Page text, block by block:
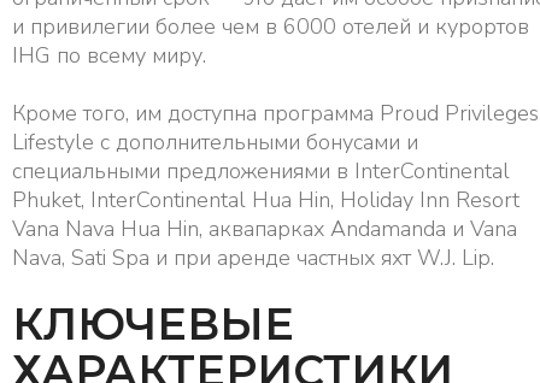
и привилегии более чем в 6000 отелей и курортов
IHG по всему миру.
Кроме того, им доступна программа Proud Privileges
Lifestyle с дополнительными бонусами и
специальными предложениями в InterContinental
Phuket, InterContinental Hua Hin, Holiday Inn Resort
Vana Nava Hua Hin, аквапарках Andamanda и Vana
Nava, Sati Spa и при аренде частных яхт W.J. Lip.
КЛЮЧЕВЫЕ
ХАРАКТЕРИСТИКИ